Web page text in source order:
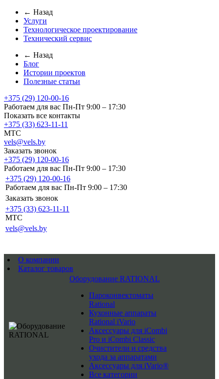
← Назад
Услуги
Технологическое проектирование
Технический сервис
← Назад
Блог
Истории проектов
Полезные статьи
+375 (29) 120-00-16
Работаем для вас Пн-Пт 9:00 – 17:30
Показать все контакты
+375 (33) 623-11-11
MTC
vels@vels.by
Заказать звонок
+375 (29) 120-00-16
Работаем для вас Пн-Пт 9:00 – 17:30
+375 (29) 120-00-16
Работаем для вас Пн-Пт 9:00 – 17:30
Заказать звонок
+375 (33) 623-11-11
MTC
vels@vels.by
О компании
Каталог товаров
Оборудование RATIONAL
Пароконвектоматы
Rational
Кухонные аппараты
Rational iVario
Аксессуары для iCombi
Pro и iCombi Classic
Очистители и средства
ухода за аппаратами
Аксессуары для iVario®
Все категории